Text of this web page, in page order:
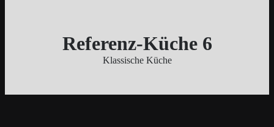
Referenz-Küche 6
Klassische Küche